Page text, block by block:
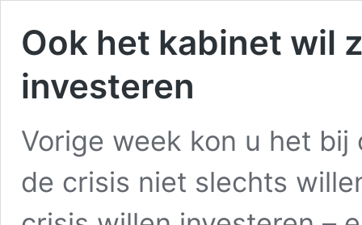
Ook het kabinet wil
investeren
Vorige week kon u het
de crisis niet slechts